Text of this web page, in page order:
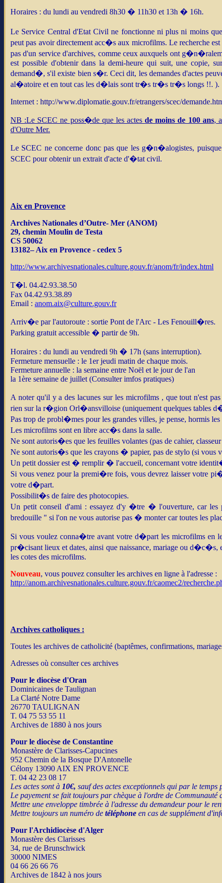
Horaires : du lundi au vendredi 8h30 � 11h30 et 13h � 16h.
Le Service Central d'Etat Civil ne fonctionne ni plus ni moins
peut pas avoir directement acc�s aux microfilms. Le recherche
pas d'un service d'archives, comme ceux auxquels ont
est possible d'obtenir dans la demi-heure qui suit, une copie,
demand�, s'il existe bien s�r. Ceci dit, les demandes d'actes
al�atoire et en tout cas les d�lais sont tr�s tr�s tr�s longs !!. ).
Internet : http://www.diplomatie.gouv.fr/etrangers/scec/
NB :Le SCEC ne poss�de que les actesde moins de 100 ans,
d'Outre Mer.
Le SCEC ne concerne donc pas que les g�n�alogistes,
SCEC pour obtenir un extrait d'acte d'�tat civil.
Aix en Provence
Archives Nationales d’Outre- Mer (ANOM)
29, chemin Moulin de Testa
CS 50062
13182– Aix en Provence - cedex 5
http://www.archivesnationales.culture.gouv.fr/anom/fr/index.html
T�l. 04.42.93.38.50
Fax 04.42.93.38.89
Email : anom.aix@culture.gouv.fr
Arriv�e par l'autoroute : sortie Pont de l'Arc - Les Fenouill�res.
Parking gratuit accessible � partir de 9h.
Horaires : du lundi au vendredi 9h � 17h (sans interruption).
Fermeture mensuelle : le 1er jeudi matin de chaque mois.
Fermeture annuelle : la semaine entre Noël et le jour de l'an
la 1ère semaine de juillet (Consulter imfos pratiques)
A noter qu'il y a des lacunes sur les microfilms , que tout n'est
rien sur la r�gion Orl�ansvilloise (uniquement quelques tables
Pas trop de probl�mes pour les grandes villes, je pense, hormis les
Les microfilms sont en libre acc�s dans la salle.
Ne sont autoris�es que les feuilles volantes (pas de cahier,
Ne sont autoris�s que les crayons � papier, pas de stylo (si vous
Un petit dossier est � remplir � l'accueil, concernant votre
Si vous venez pour la premi�re fois, vous devrez laisser votre
votre d�part.
Possibilit�s de faire des photocopies.
Un petit conseil d'ami : essayez d'y �tre � l'ouverture, car les
bredouille " si l'on ne vous autorise pas � monter car toutes les
Si vous voulez conna�tre avant votre d�part les microfilms en
pr�cisant lieux et dates, ainsi que naissance, mariage ou
les cotes des microfilms.
Nouveau, vous pouvez consulter les archives en ligne à l'adresse :
http://anom.archivesnationales.culture.gouv.fr/caomec2/
Archives catholiques :
Toutes les archives de catholicité (baptêmes, confirmations,
Adresses où consulter ces archives
Pour le diocèse d'Oran
Dominicaines de Taulignan
La Clarté Notre Dame
26770 TAULIGNAN
T. 04 75 53 55 11
Archives de 1880 à nos jours
Pour le diocèse de Constantine
Monastère de Clarisses-Capucines
952 Chemin de la Bosque D'Antonelle
Célony 13090 AIX EN PROVENCE
T. 04 42 23 08 17
Les actes sont à 10€, sauf des actes exceptionnels qui par le
Le payement se fait toujours par chèque à l'ordre de Communauté
Mettre une enveloppe timbrée à l'adresse du demandeur pour le
Mettre toujours un numéro de téléphone en cas de supplément
Pour l'Archidiocèse d'Alger
Monastère des Clarisses
34, rue de Brunschwick
30000 NIMES
04 66 26 66 76
Archives de 1842 à nos jours